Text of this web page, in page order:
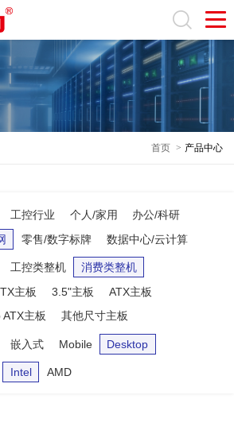
首页 > 产品中心
工控行业 个人/家用
办公/科研
零售/数字标牌 数据中心/云计算
工控类整机
消费类整机
主板
3.5"主板
ATX主板
ATX主板
其他尺寸主板
嵌入式 Mobile Desktop
Intel AMD